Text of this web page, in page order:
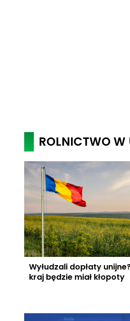
ROLNICTWO W
Wyłudzali dopłaty
kraj będzie miał kłopoty